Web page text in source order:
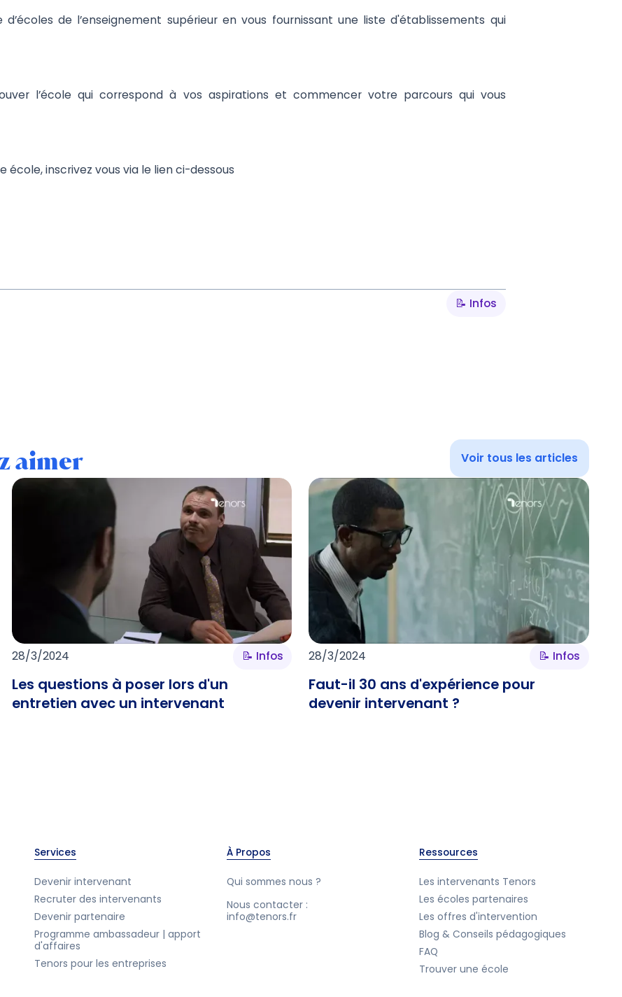
de l’enseignement supérieur en vous fournissant une liste d'établissements qui
l’école qui correspond à vos aspirations et commencer votre parcours qui vous
école, inscrivez vous via le lien ci-dessous
📝 Infos
aimer Voir tous les articles
28/3/2024 📝 Infos
Les questions à poser lors d'un
entretien avec un intervenant
28/3/2024 📝 Infos
Faut-il 30 ans d'expérience pour
devenir intervenant ?
Services
Devenir intervenant
Recruter des intervenants
Devenir partenaire
Programme ambassadeur | apport
d'affaires
Tenors pour les entreprises
À Propos
Qui sommes nous ?
Nous contacter :
info@tenors.fr
Ressources
Les intervenants Tenors
Les écoles partenaires
Les offres d'intervention
Blog & Conseils pédagogiques
FAQ
Trouver une école